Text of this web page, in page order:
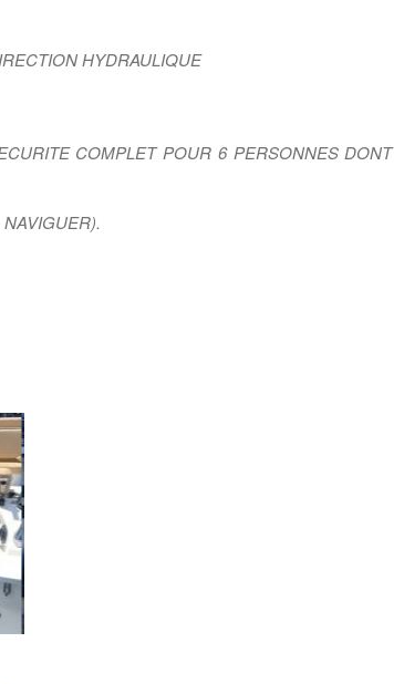
HYDRAULIQUE
COMPLET POUR 6 PERSONNES DONT